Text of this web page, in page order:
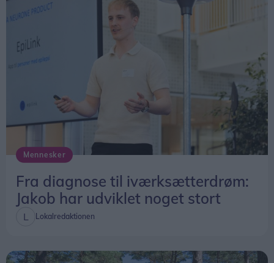
skadestedet.
Beredskabsstyrelsen understreger dog, at
ændringen først trådte i kraft sidst på året, og at
tallene for 2025 derfor ikke kan bruges til at
vurdere, om de nye regler har haft betydning for
afgangstiderne.
Mennesker
Fra diagnose til iværksætterdrøm:
Jakob har udviklet noget stort
Lokalredaktionen